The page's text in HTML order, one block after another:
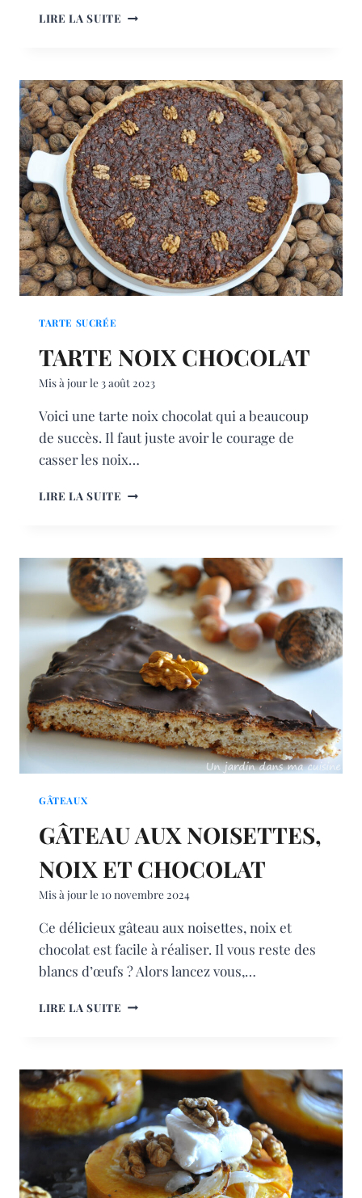
LIRE LA SUITE SPAGHETTI
SÉCHÉES
SAUCE
POURPIER
TARTE SUCRÉE
TARTE NOIX CHOCOLAT
Mis à jour le3 août 2023
Voici une tarte noix chocolat qui a beaucoup
de succès. Il faut juste avoir le courage de
casser les noix…
LIRE LA SUITE TARTE
GÂTEAUX
GÂTEAU AUX NOISETTES,
NOIX ET CHOCOLAT
Mis à jour le 10 novembre 2024
Ce délicieux gâteau aux noisettes, noix et
chocolat est facile à réaliser. Il vous reste des
blancs d’œufs ? Alors lancez vous,…
LIRE LA SUITE GÂTEAU
ET
CHOCOLAT